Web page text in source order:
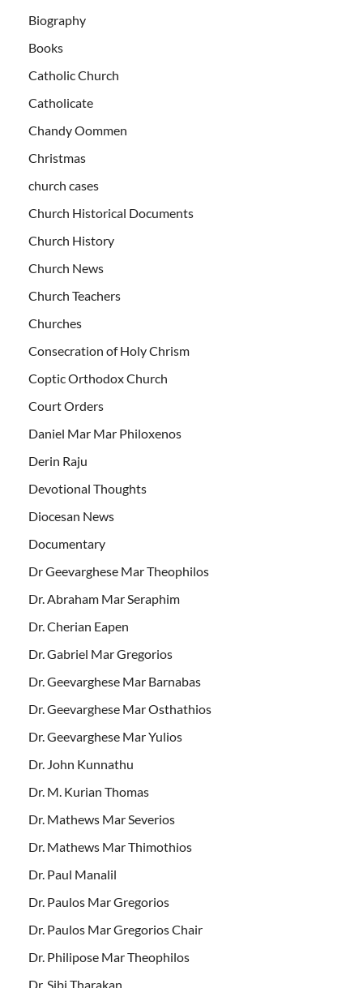
Biography
Books
Catholic Church
Catholicate
Chandy Oommen
Christmas
church cases
Church Historical Documents
Church History
Church News
Church Teachers
Churches
Consecration of Holy Chrism
Coptic Orthodox Church
Court Orders
Daniel Mar Mar Philoxenos
Derin Raju
Devotional Thoughts
Diocesan News
Documentary
Dr Geevarghese Mar Theophilos
Dr. Abraham Mar Seraphim
Dr. Cherian Eapen
Dr. Gabriel Mar Gregorios
Dr. Geevarghese Mar Barnabas
Dr. Geevarghese Mar Osthathios
Dr. Geevarghese Mar Yulios
Dr. John Kunnathu
Dr. M. Kurian Thomas
Dr. Mathews Mar Severios
Dr. Mathews Mar Thimothios
Dr. Paul Manalil
Dr. Paulos Mar Gregorios
Dr. Paulos Mar Gregorios Chair
Dr. Philipose Mar Theophilos
Dr. Sibi Tharakan